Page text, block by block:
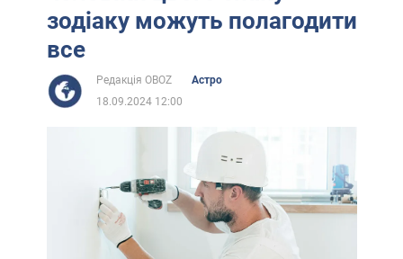
зодіаку можуть полагодити
все
Редакція OBOZ
Астро
18.09.2024 12:00